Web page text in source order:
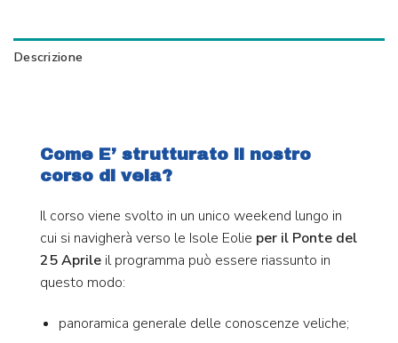
Descrizione
Come E’ strutturato il nostro
corso di vela?
Il corso viene svolto in un unico weekend lungo in
cui si navigherà verso le Isole Eolie per il Ponte del
25 Aprile il programma può essere riassunto in
questo modo:
panoramica generale delle conoscenze veliche;